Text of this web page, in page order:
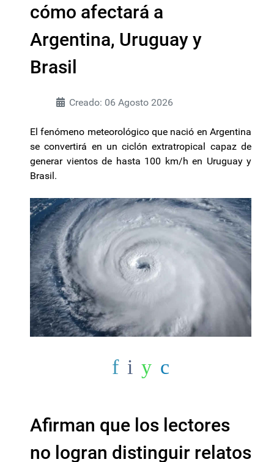
cómo afectará a
Argentina, Uruguay y
Brasil
Creado: 06 Agosto 2026
El fenómeno meteorológico que nació en Argentina
se convertirá en un ciclón extratropical capaz de
generar vientos de hasta 100 km/h en Uruguay y
Brasil.
Afirman que los lectores
no logran distinguir relatos